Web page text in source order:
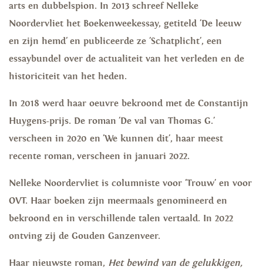
arts en dubbelspion. In 2013 schreef Nelleke
Noordervliet het Boekenweekessay, getiteld 'De leeuw
en zijn hemd' en publiceerde ze 'Schatplicht', een
essaybundel over de actualiteit van het verleden en de
historiciteit van het heden.
In 2018 werd haar oeuvre bekroond met de Constantijn
Huygens-prijs. De roman 'De val van Thomas G.'
verscheen in 2020 en 'We kunnen dit', haar meest
recente roman, verscheen in januari 2022.
Nelleke Noordervliet is columniste voor 'Trouw' en voor
OVT. Haar boeken zijn meermaals genomineerd en
bekroond en in verschillende talen vertaald. In 2022
ontving zij de Gouden Ganzenveer.
Haar nieuwste roman, Het bewind van de gelukkigen,